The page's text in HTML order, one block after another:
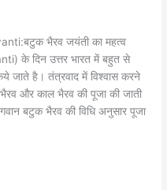
भैरव जयंती का महत्व
के दिन उत्तर भारत में बहुत से
जाते है। तंत्रवाद में विश्वास करने
भैरव और काल भैरव की पूजा की जाती
बटुक भैरव की विधि अनुसार पूजा